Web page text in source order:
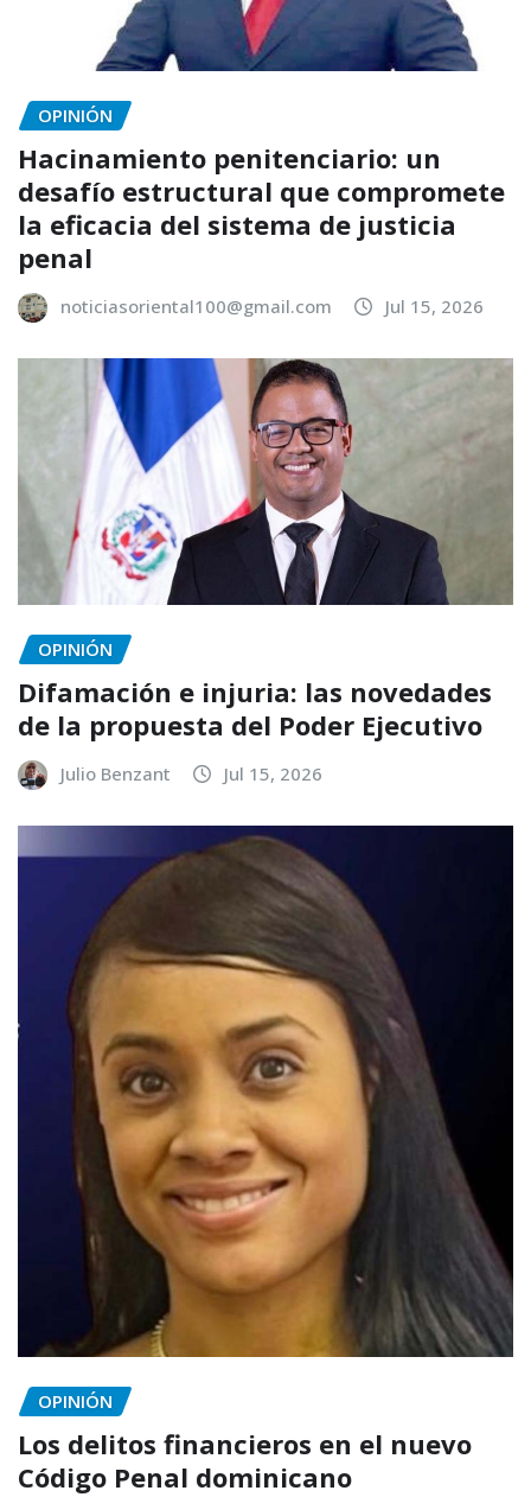
OPINIÓN
Hacinamiento penitenciario: un
desafío estructural que compromete
la eficacia del sistema de justicia
penal
noticiasoriental100@gmail.com Jul 15, 2026
OPINIÓN
Difamación e injuria: las novedades
de la propuesta del Poder Ejecutivo
Julio Benzant Jul 15, 2026
OPINIÓN
Los delitos financieros en el nuevo
Código Penal dominicano